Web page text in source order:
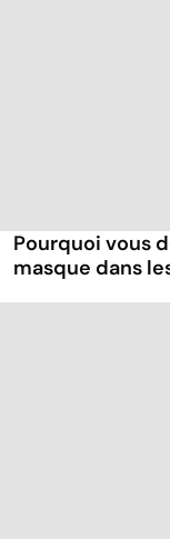
Pourquoi vous
masque dans